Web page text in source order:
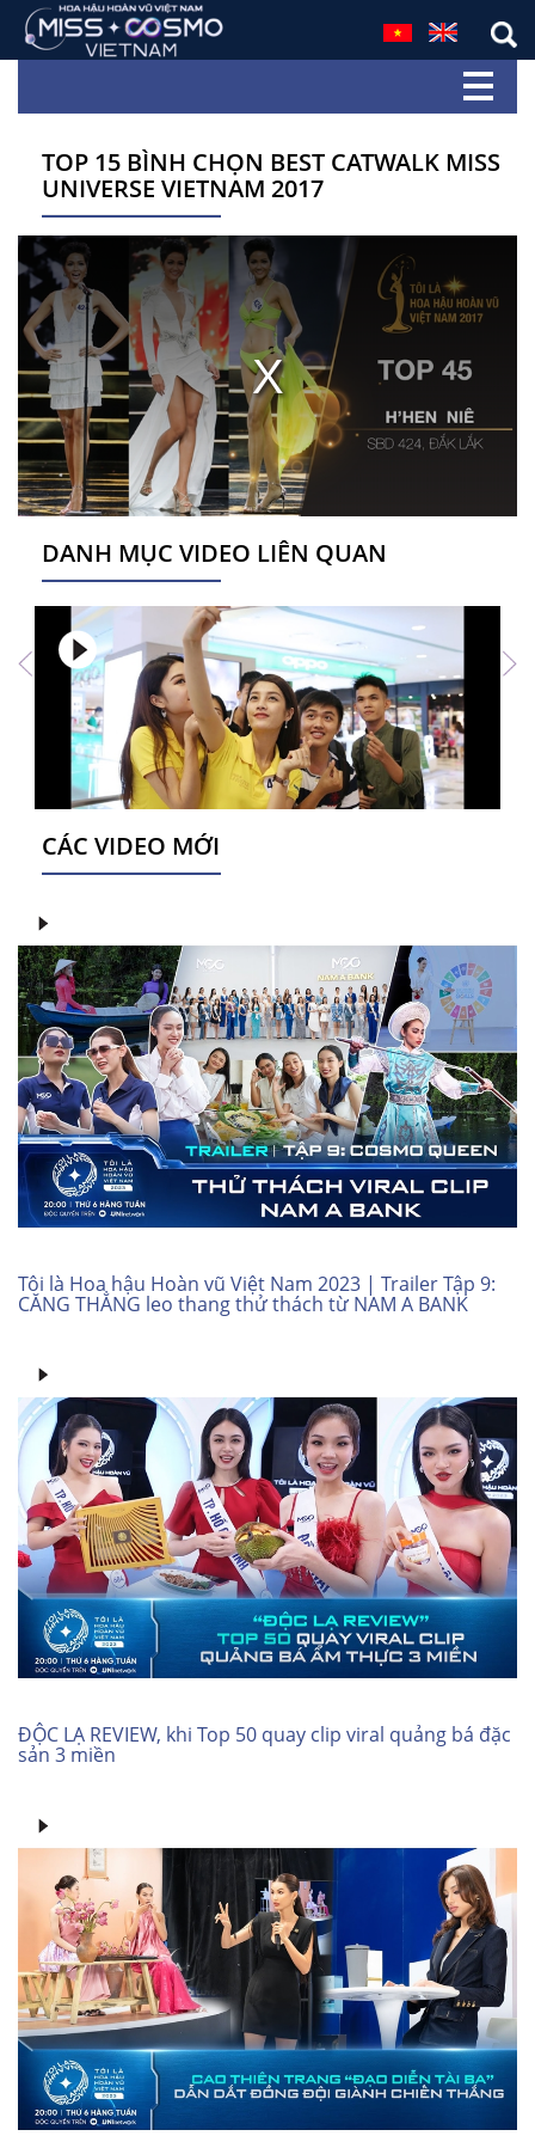
TOP 15 BÌNH CHỌN BEST CATWALK MISS
UNIVERSE VIETNAM 2017
DANH MỤC VIDEO LIÊN QUAN
CÁC VIDEO MỚI
Tôi là Hoa hậu Hoàn vũ Việt Nam 2023 | Trailer Tập 9:
CĂNG THẲNG leo thang thử thách từ NAM A BANK
ĐỘC LẠ REVIEW, khi Top 50 quay clip viral quảng bá đặc
sản 3 miền